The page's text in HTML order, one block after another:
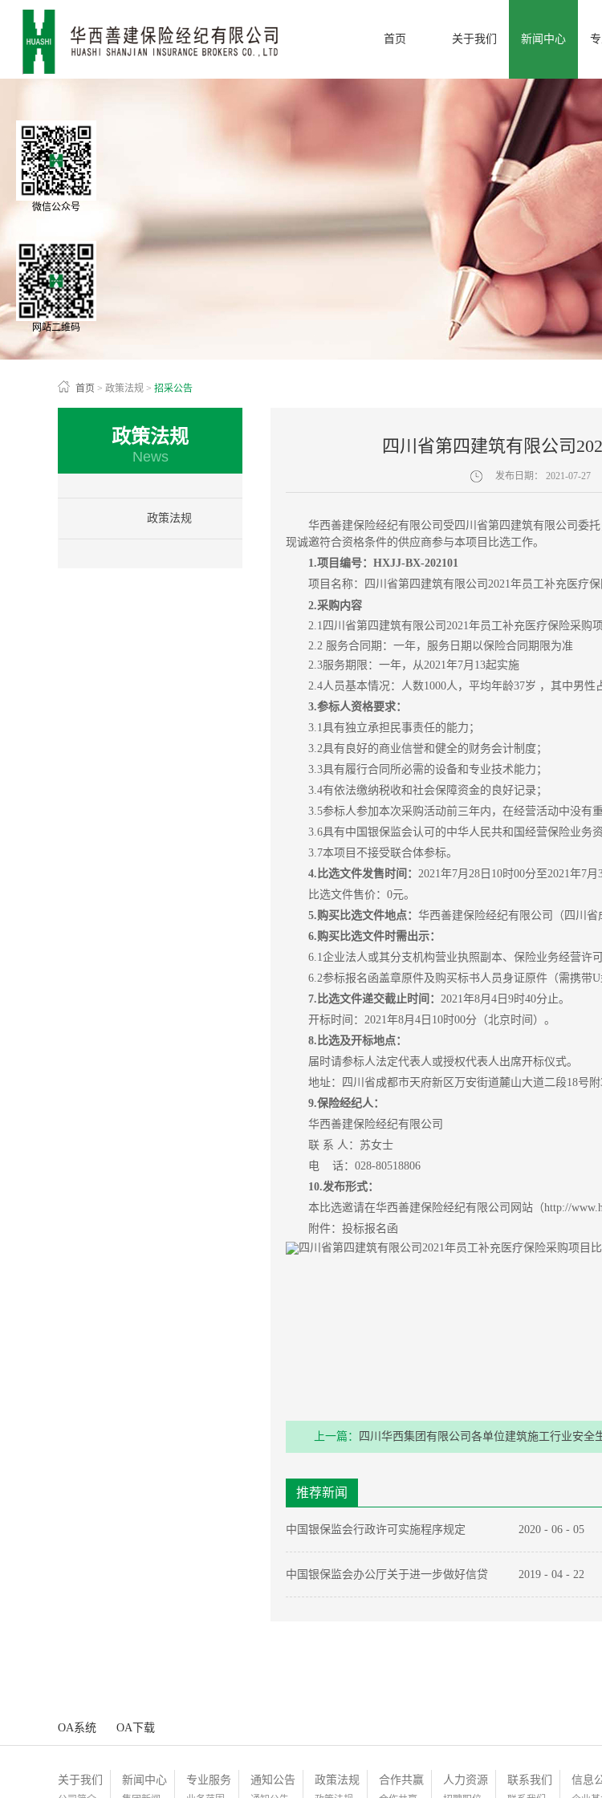
首页 关于我们 新闻中心
首页 > 政策法规 > 招采公告
政策法规
News
政策法规
四川省第四建筑有限公司
发布日期： 2021-07-27
华西善建保险经纪有限公司受四川省第四建筑有限公司委
现诚邀符合资格条件的供应商参与本项目比选工作。
1.项目编号：HXJJ-BX-202101
项目名称：四川省第四建筑有限公司2021年员工补充医疗保
2.采购内容
2.1四川省第四建筑有限公司2021年员工补充医疗保险采购
2.2 服务合同期：一年，服务日期以保险合同期限为准
2.3服务期限：一年，从2021年7月13起实施
2.4人员基本情况：人数1000人，平均年龄37岁 ，其中男性
3.参标人资格要求：
3.1具有独立承担民事责任的能力；
3.2具有良好的商业信誉和健全的财务会计制度；
3.3具有履行合同所必需的设备和专业技术能力；
3.4有依法缴纳税收和社会保障资金的良好记录；
3.5参标人参加本次采购活动前三年内，在经营活动中没有
3.6具有中国银保监会认可的中华人民共和国经营保险业务资
3.7本项目不接受联合体参标。
4.比选文件发售时间： 2021年7月28日10时00分至2021年7月
比选文件售价：0元。
5.购买比选文件地点： 华西善建保险经纪有限公司（四川省
6.购买比选文件时需出示：
6.1企业法人或其分支机构营业执照副本、保险业务经营许
6.2参标报名函盖章原件及购买标书人员身证原件（需携带U
7.比选文件递交截止时间： 2021年8月4日9时40分止。
开标时间：2021年8月4日10时00分（北京时间）。
8.比选及开标地点：
届时请参标人法定代表人或授权代表人出席开标仪式。
地址：四川省成都市天府新区万安街道麓山大道二段18号附
9.保险经纪人：
华西善建保险经纪有限公司
联 系 人：苏女士
电 话：028-80518806
10.发布形式：
本比选邀请在华西善建保险经纪有限公司网站（http://
附件：投标报名函
2021
上一篇： 四川华西集团有限公司各单位建筑施工行业安全
推荐新闻
中国银保监会行政许可实施程序规定 2020 - 06 - 05
中国银保监会办公厅关于进一步做好信贷 2019 - 04 - 22
OA系统 OA下载
关于我们 新闻中心 专业服务 通知公告 政策法规 合作共赢 人力资源 联系我们 信息
网站二维码
微信公众号